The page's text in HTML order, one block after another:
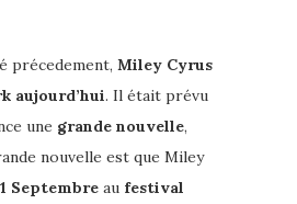
précedement, Miley Cyrus
aujourd’hui. Il était prévu
une grande nouvelle,
nouvelle est que Miley
Septembre au festival